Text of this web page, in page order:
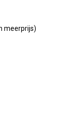
meerprijs)